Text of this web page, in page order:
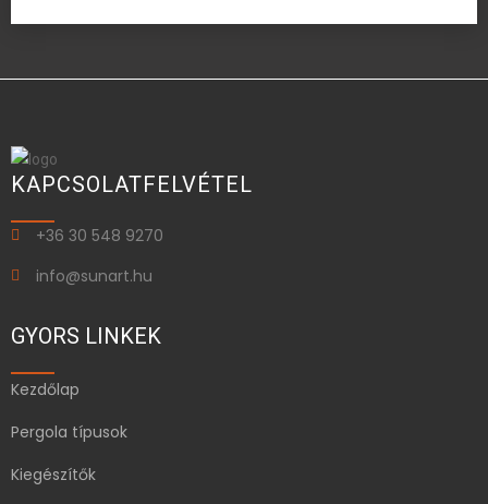
KAPCSOLATFELVÉTEL
+36 30 548 9270
info@sunart.hu
GYORS LINKEK
Kezdőlap
Pergola típusok
Kiegészítők